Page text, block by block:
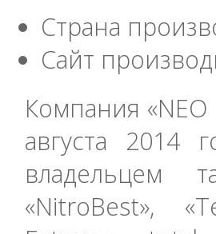
Страна
Сайт
Компания
августа 2014
владельцем
«NitroBest»,